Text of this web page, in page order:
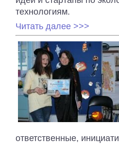
технологиям.
Читать далее >>>
ответственные,